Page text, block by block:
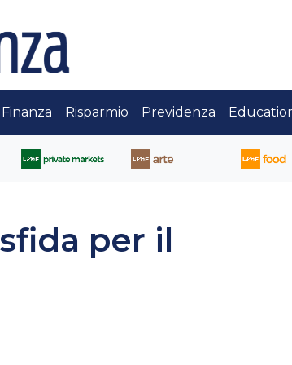
Finanza Risparmio Previdenza
per il